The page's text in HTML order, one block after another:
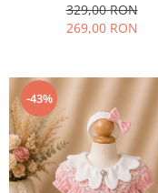
329,00 RON
269,00 RON
-43%